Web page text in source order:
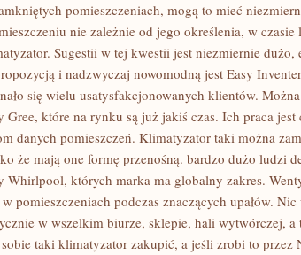
MIESZKANIA pomieszczeniach, mogą to mieć
nie zależnie od jego określenia, w czasie
Sugestii w tej kwestii jest niezmiernie dużo,
i nadzwyczaj nowomodną jest Easy
się wielu usatysfakcjonowanych klientów.
Gree, które na rynku są już jakiś czas. Ich praca jest
danych pomieszczeń. Klimatyzator taki można
że mają one formę przenośną. bardzo dużo ludzi
Whirlpool, których marka ma globalny zakres.
pomieszczeniach podczas znaczących upałów.
w wszelkim biurze, sklepie, hali wytwórczej, a
taki klimatyzator zakupić, a jeśli zrobi to przez